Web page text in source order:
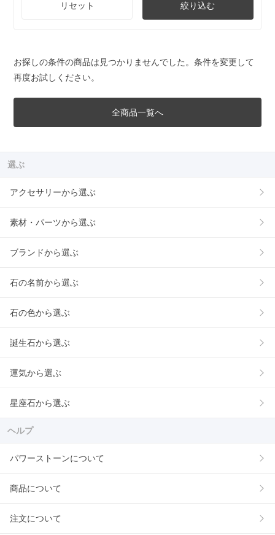
リセット 絞り込む
お探しの条件の商品は見つかりませんでした。条件を変更して
再度お試しください。
全商品一覧へ
選ぶ
アクセサリーから選ぶ
素材・パーツから選ぶ
ブランドから選ぶ
石の名前から選ぶ
石の色から選ぶ
誕生石から選ぶ
運気から選ぶ
星座石から選ぶ
ヘルプ
パワーストーンについて
商品について
注文について